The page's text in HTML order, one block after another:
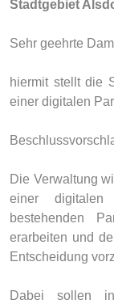
Stadtgebiet
Sehr geehrte
hiermit stellt die
einer digitalen
Die Verwaltung
einer
bestehenden
erarbeiten und
Entscheidung
Dabei sollen